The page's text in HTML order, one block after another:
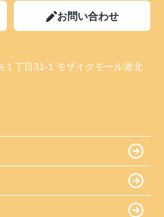
お問い合わせ
１丁目31-1 モザイクモール港北